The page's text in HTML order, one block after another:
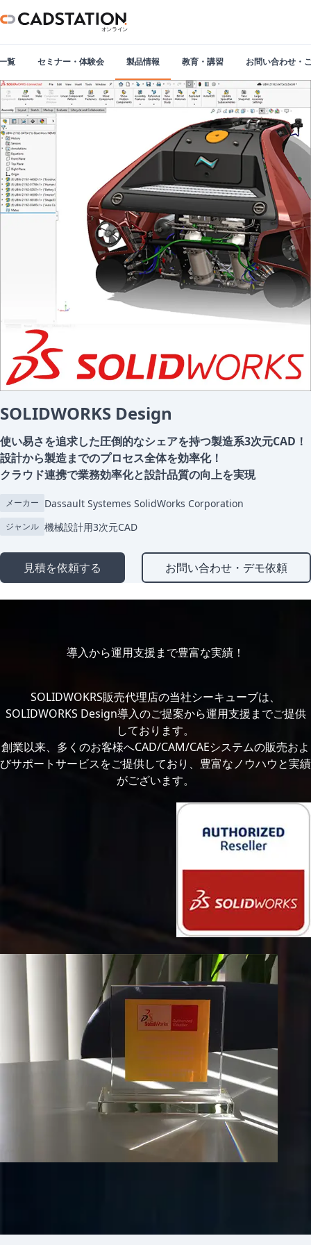
覧 セミナー・体験会 製品情報 教育・講習 お問い合わせ・
SOLIDWORKS Design
使い易さを追求した圧倒的なシェアを持つ製造系3次元CAD！
設計から製造までのプロセス全体を効率化！
クラウド連携で業務効率化と設計品質の向上を実現
メーカー Dassault Systemes SolidWorks Corporation
ジャンル 機械設計用3次元CAD
見積を依頼する お問い合わせ・デモ依頼
導入から運用支援まで豊富な実績！
SOLIDWOKRS販売代理店の当社シーキューブは、
SOLIDWORKS Design導入のご提案から運用支援までご提供
しております。
創業以来、多くのお客様へCAD/CAM/CAEシステムの販売およ
びサポートサービスをご提供しており、豊富なノウハウと実績
がございます。